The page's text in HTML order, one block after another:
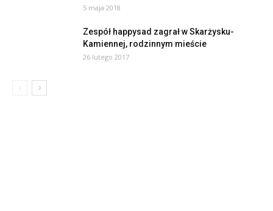
5 maja 2018
Zespół happysad zagrał w Skarżysku-
Kamiennej, rodzinnym mieście
26 lutego 2017